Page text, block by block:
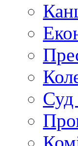
Суд